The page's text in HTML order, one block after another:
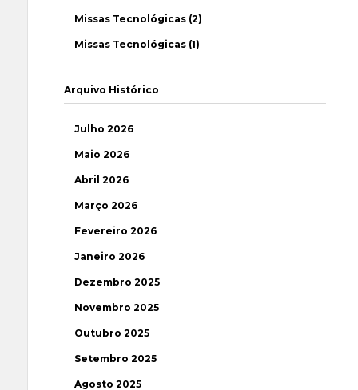
Missas Tecnológicas (2)
Missas Tecnológicas (1)
Arquivo Histórico
Julho 2026
Maio 2026
Abril 2026
Março 2026
Fevereiro 2026
Janeiro 2026
Dezembro 2025
Novembro 2025
Outubro 2025
Setembro 2025
Agosto 2025